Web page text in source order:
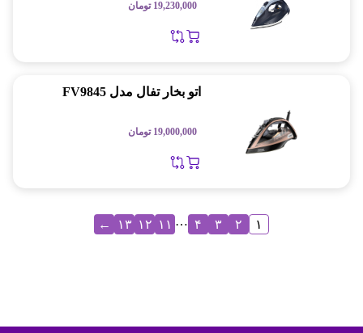
19,230,000 تومان
اتو بخار تفال مدل FV9845
19,000,000 تومان
۱ ۲ ۳ ۴ … ۱۱ ۱۲ ۱۳ ←